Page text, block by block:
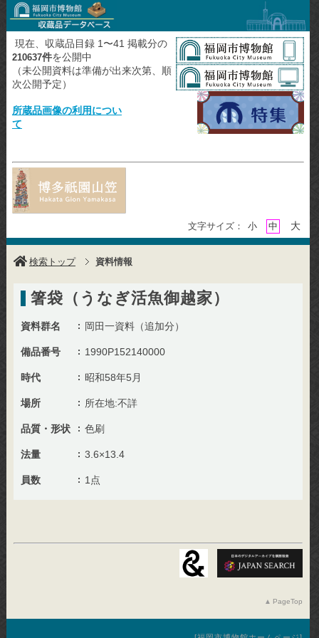
現在、収蔵品目録 1〜41 掲載分の
210637件を公開中
（未公開資料は準備が出来次第、順
次公開予定）
所蔵品画像の利用につい
て
文字サイズ： 小 中 大
検索トップ 資料情報
箸袋（うなぎ活魚御越家）
資料群名 岡田一資料（追加分）
備品番号 1990P152140000
時代 昭和58年5月
場所 所在地:不詳
品質・形状 色刷
法量 3.6×13.4
員数 1点
PageTop